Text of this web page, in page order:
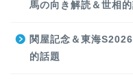
馬の向き解読＆世相
関屋記念＆東海
的話題